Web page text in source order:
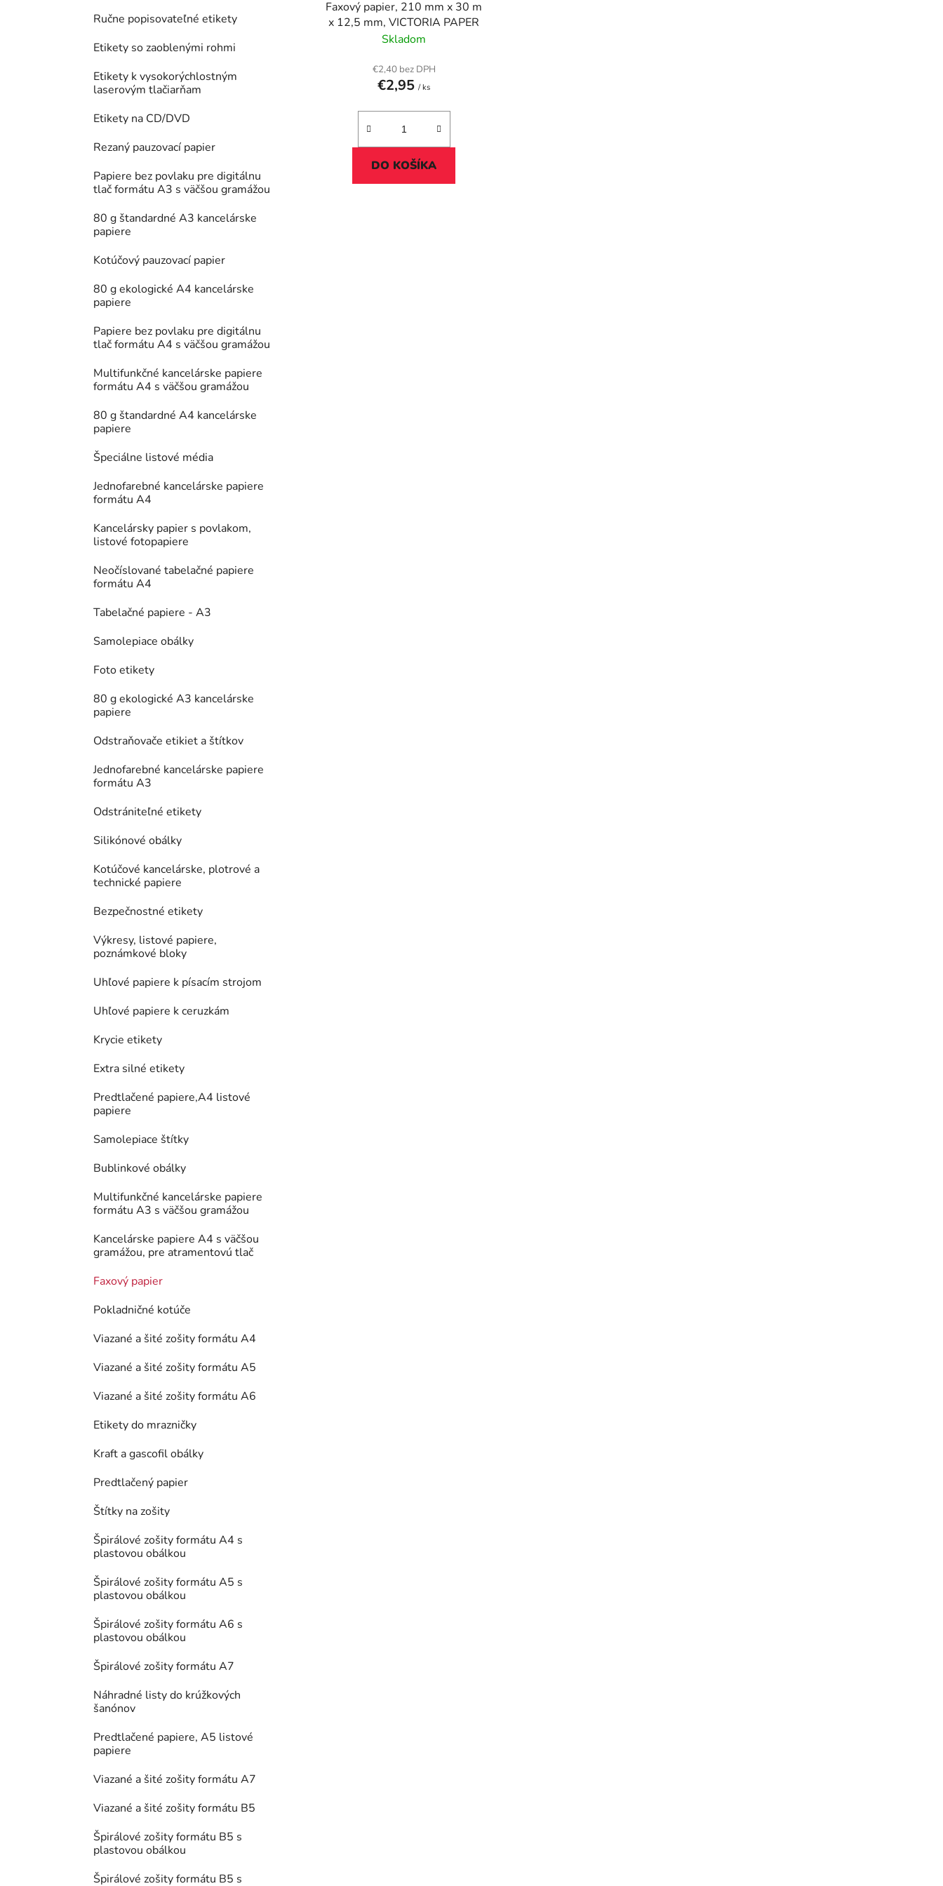
Ručne popisovateľné etikety
Etikety so zaoblenými rohmi
Etikety k vysokorýchlostným
laserovým tlačiarňam
Etikety na CD/DVD
Rezaný pauzovací papier
Papiere bez povlaku pre digitálnu
tlač formátu A3 s väčšou gramážou
80 g štandardné A3 kancelárske
papiere
Kotúčový pauzovací papier
80 g ekologické A4 kancelárske
papiere
Papiere bez povlaku pre digitálnu
tlač formátu A4 s väčšou gramážou
Multifunkčné kancelárske papiere
formátu A4 s väčšou gramážou
80 g štandardné A4 kancelárske
papiere
Špeciálne listové média
Jednofarebné kancelárske papiere
formátu A4
Kancelársky papier s povlakom,
listové fotopapiere
Neočíslované tabelačné papiere
formátu A4
Tabelačné papiere - A3
Samolepiace obálky
Foto etikety
80 g ekologické A3 kancelárske
papiere
Odstraňovače etikiet a štítkov
Jednofarebné kancelárske papiere
formátu A3
Odstrániteľné etikety
Silikónové obálky
Kotúčové kancelárske, plotrové a
technické papiere
Bezpečnostné etikety
Výkresy, listové papiere,
poznámkové bloky
Uhľové papiere k písacím strojom
Uhľové papiere k ceruzkám
Krycie etikety
Extra silné etikety
Predtlačené papiere,A4 listové
papiere
Samolepiace štítky
Bublinkové obálky
Multifunkčné kancelárske papiere
formátu A3 s väčšou gramážou
Kancelárske papiere A4 s väčšou
gramážou, pre atramentovú tlač
Faxový papier
Pokladničné kotúče
Viazané a šité zošity formátu A4
Viazané a šité zošity formátu A5
Viazané a šité zošity formátu A6
Etikety do mrazničky
Kraft a gascofil obálky
Predtlačený papier
Štítky na zošity
Špirálové zošity formátu A4 s
plastovou obálkou
Špirálové zošity formátu A5 s
plastovou obálkou
Špirálové zošity formátu A6 s
plastovou obálkou
Špirálové zošity formátu A7
Náhradné listy do krúžkových
šanónov
Predtlačené papiere, A5 listové
papiere
Viazané a šité zošity formátu A7
Viazané a šité zošity formátu B5
Špirálové zošity formátu B5 s
plastovou obálkou
Špirálové zošity formátu B5 s
Faxový papier, 210 mm x 30 m
x 12,5 mm, VICTORIA PAPER
Skladom
€2,40 bez DPH
€2,95/ ks
DO KOŠÍKA